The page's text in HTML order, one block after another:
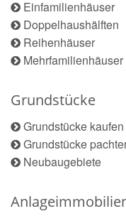
Einfamilienhäuser
Doppelhaushälften
Reihenhäuser
Mehrfamilienhäuser
Grundstücke
Grundstücke kaufen
Grundstücke
Neubaugebiete